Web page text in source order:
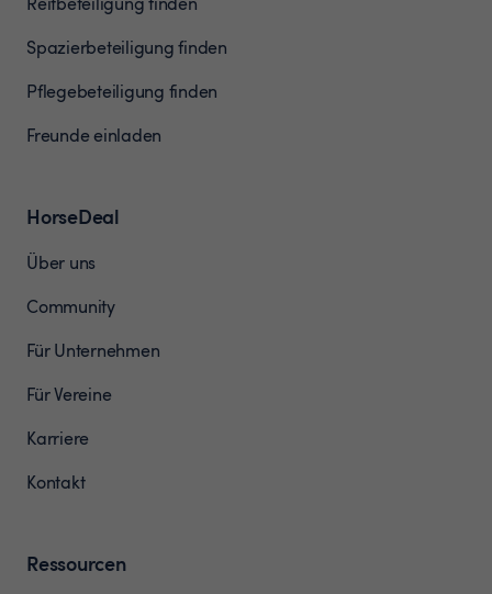
Spazierbeteiligung finden
Pflegebeteiligung finden
Freunde einladen
HorseDeal
Über uns
Community
Für Unternehmen
Für Vereine
Karriere
Kontakt
Ressourcen